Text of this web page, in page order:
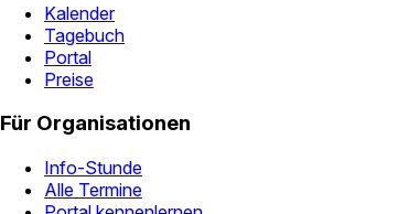
Kalender
Tagebuch
Portal
Preise
Für Organisationen
Info-Stunde
Alle Termine